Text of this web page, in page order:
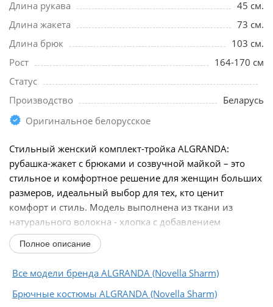
Длина рукава
45 см.
Длина жакета
73 см.
Длина брюк
103 см.
Рост
164-170 см
Статус
Производство
Беларусь
Оригинальное белорусское
Стильный женский комплект-тройка ALGRANDA:
рубашка-жакет с брюками и созвучной майкой – это
стильное и комфортное решение для женщин больших
размеров, идеальный выбор для тех, кто ценит
комфорт и стиль. Модель выполнена из ткани из
натурального волокна - хлопка с добавлением
полиэстера...
Полное описание
Все модели бренда ALGRANDA (Novella Sharm)
Брючные костюмы ALGRANDA (Novella Sharm)